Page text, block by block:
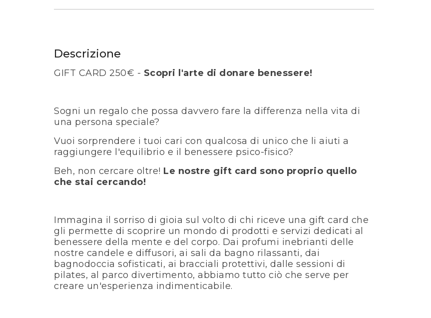
Descrizione
GIFT CARD 250€ - Scopri l'arte di donare benessere!
Sogni un regalo che possa davvero fare la differenza nella vita di
una persona speciale?
Vuoi sorprendere i tuoi cari con qualcosa di unico che li aiuti a
raggiungere l'equilibrio e il benessere psico-fisico?
Beh, non cercare oltre! Le nostre gift card sono proprio quello
che stai cercando!
Immagina il sorriso di gioia sul volto di chi riceve una gift card che
gli permette di scoprire un mondo di prodotti e servizi dedicati al
benessere della mente e del corpo. Dai profumi inebrianti delle
nostre candele e diffusori, ai sali da bagno rilassanti, dai
bagnodoccia sofisticati, ai bracciali protettivi, dalle sessioni di
pilates, al parco divertimento, abbiamo tutto ciò che serve per
creare un'esperienza indimenticabile.